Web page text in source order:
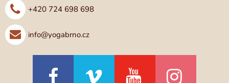
+420 724 698 698
info@yogabrno.cz